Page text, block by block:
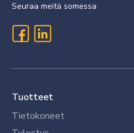
Seuraa meitä somessa
Tuotteet
Tietokoneet